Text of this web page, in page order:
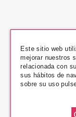
Este sitio web
mejorar nuestros
relacionada con
sus hábitos de
sobre su uso